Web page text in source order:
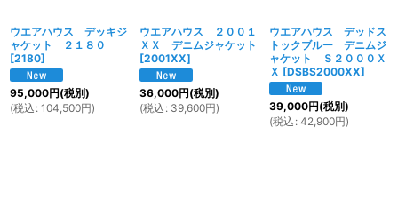
ウエアハウス デッキジ
ャケット ２１８０
[2180]
95,000円(税別)
(税込 : 104,500円)
ウエアハウス ２００１
ＸＸ デニムジャケット
[2001XX]
36,000円(税別)
(税込 : 39,600円)
ウエアハウス デッドス
トックブルー デニムジ
ャケット Ｓ２０００Ｘ
Ｘ [DSBS2000XX]
39,000円(税別)
(税込 : 42,900円)